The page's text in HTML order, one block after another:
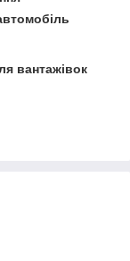
вантажівок